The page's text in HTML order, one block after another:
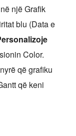
një Grafik
blu (Data e
Color.
që grafiku
që keni